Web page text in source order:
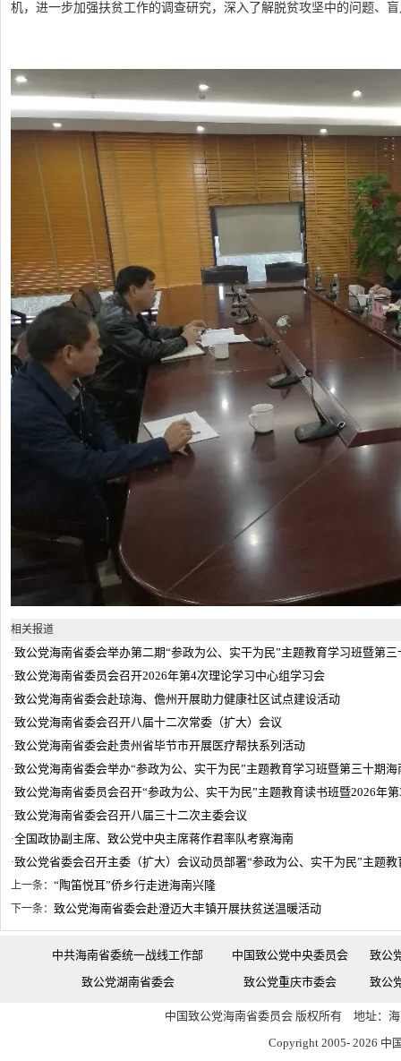
机，进一步加强扶贫工作的调查研究，深入了解脱贫攻坚中的问题、
相关报道
·致公党海南省委会举办第二期“参政为公、实干为民”主题教育学习班暨第
·致公党海南省委员会召开2026年第4次理论学习中心组学习会
·致公党海南省委会赴琼海、儋州开展助力健康社区试点建设活动
·致公党海南省委会召开八届十二次常委（扩大）会议
·致公党海南省委会赴贵州省毕节市开展医疗帮扶系列活动
·致公党海南省委会举办“参政为公、实干为民”主题教育学习班暨第三十期
·致公党海南省委员会召开“参政为公、实干为民”主题教育读书班暨2026年
·致公党海南省委会召开八届三十二次主委会议
·全国政协副主席、致公党中央主席蒋作君率队考察海南
·致公党省委会召开主委（扩大）会议动员部署“参政为公、实干为民”主题教
上一条： “陶笛悦耳”侨乡行走进海南兴隆
下一条： 致公党海南省委会赴澄迈大丰镇开展扶贫送温暖活动
中共海南省委统一战线工作部 中国致公党中央委员会
致公
致公党湖南省委会
致公党重庆市委会 致公
中国致公党海南省委员会 版权所有 地址：
Copyright 2005- 2026 中